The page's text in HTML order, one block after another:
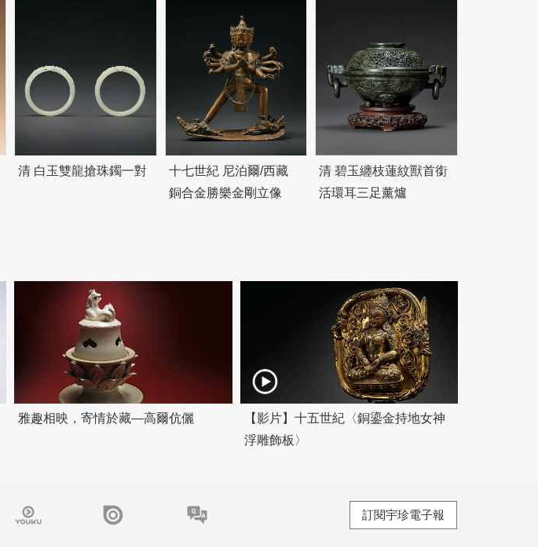
清 白玉雙龍搶珠鐲一對
十七世紀 尼泊爾/西藏
銅合金勝樂金剛立像
清 碧玉纏枝蓮紋獸首銜
活環耳三足薰爐
雅趣相映，寄情於藏—高爾伉儷
【影片】十五世紀〈銅鎏金持地女神
浮雕飾板〉
訂閱宇珍電子報